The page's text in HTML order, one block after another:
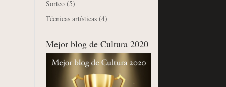
Sorteo (5)
Técnicas artísticas (4)
Mejor blog de Cultura 2020